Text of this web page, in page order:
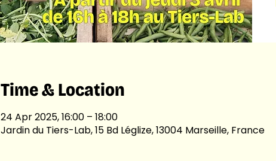
Time & Location
24 Apr 2025, 16:00 – 18:00
Jardin du Tiers-Lab, 15 Bd Léglize, 13004 Marseille, France